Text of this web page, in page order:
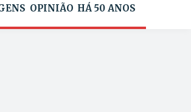
OPINIÃO HÁ 50 ANOS